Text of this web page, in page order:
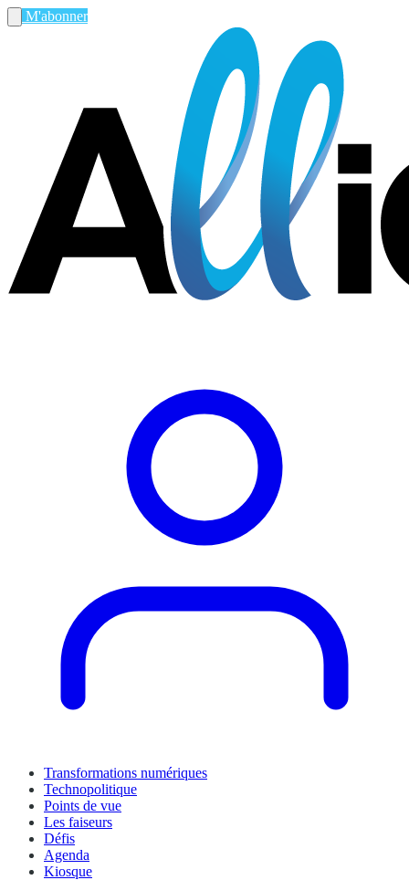
M'abonner
Transformations numériques
Technopolitique
Points de vue
Les faiseurs
Défis
Agenda
Kiosque